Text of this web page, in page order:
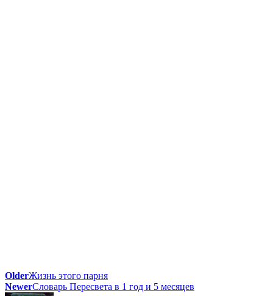
OlderЖизнь этого парня
NewerСловарь Пересвета в 1 год и 5 месяцев